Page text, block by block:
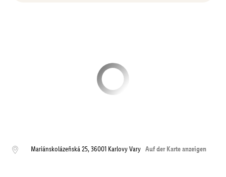
Mariánskolázeňská 25,36001 Karlovy Vary Auf der Karte anzeigen